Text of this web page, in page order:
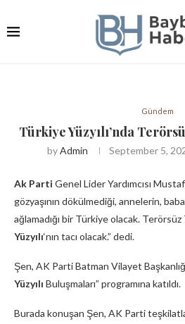
Gündem
Türkiye Yüzyılı’nda
byAdmin September 5,
Ak Parti Genel Lider Yardımcısı
gözyaşının dökülmediği, annelerin,
ağlamadığı bir Türkiye olacak.
Yüzyılı‘nın tacı olacak.” dedi.
Şen, AK Parti Batman Vilayet
Yüzyılı Buluşmaları” programına katıldı.
Burada konuşan Şen, AK Parti